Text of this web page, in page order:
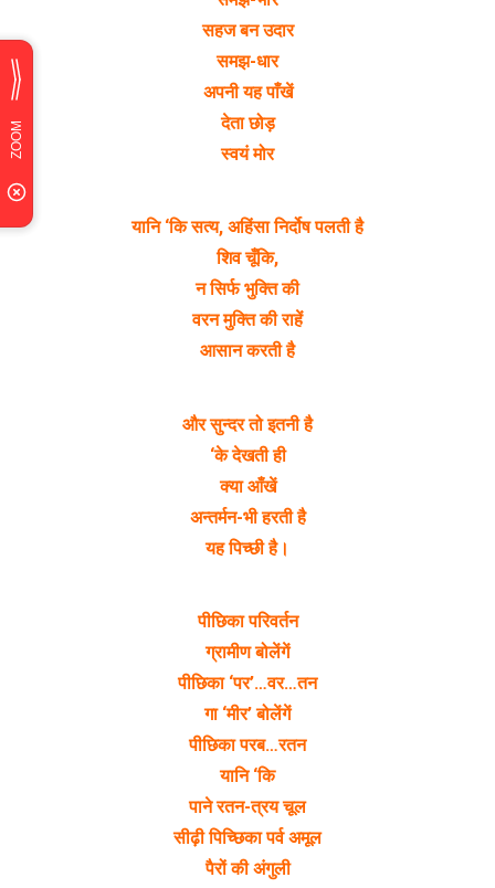
सहज बन उदार
समझ-धार
अपनी यह पाँखें
देता छोड़
स्वयं मोर
यानि ‘कि सत्य, अहिंसा निर्दोष पलती है
शिव चूँकि,
न सिर्फ भुक्ति की
वरन मुक्ति की राहें
आसान करती है
और सुन्दर तो इतनी है
‘के देखती ही
क्या आँखें
अन्तर्मन-भी हरती है
यह पिच्छी है।
पीछिका परिवर्तन
ग्रामीण बोलेंगें
पीछिका ‘पर’…वर…तन
गा ‘मीर’ बोलेंगें
पीछिका परब…रतन
यानि ‘कि
पाने रतन-त्रय चूल
सीढ़ी पिच्छिका पर्व अमूल
पैरों की अंगुली